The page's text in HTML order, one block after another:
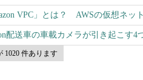
VPC」とは？ AWSの仮想ネッ
配送車の車載カメラが引き起こす4
1020 件あります